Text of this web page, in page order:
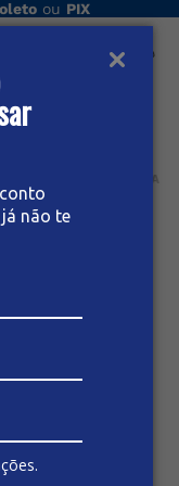
não te
ou PIX
dar zoom
(0)
os preços